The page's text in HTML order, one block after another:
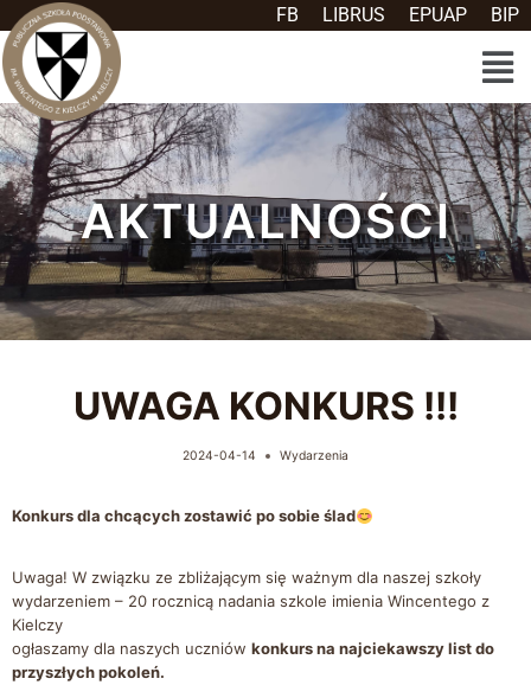
FB LIBRUS EPUAP BIP
AKTUALNOŚCI
UWAGA KONKURS !!!
2024-04-14 Wydarzenia
Konkurs dla chcących zostawić po sobie ślad
Uwaga! W związku ze zbliżającym się ważnym dla naszej szkoły
wydarzeniem – 20 rocznicą nadania szkole imienia Wincentego z
Kielczy
ogłaszamy dla naszych uczniów konkurs na najciekawszy list do
przyszłych pokoleń.